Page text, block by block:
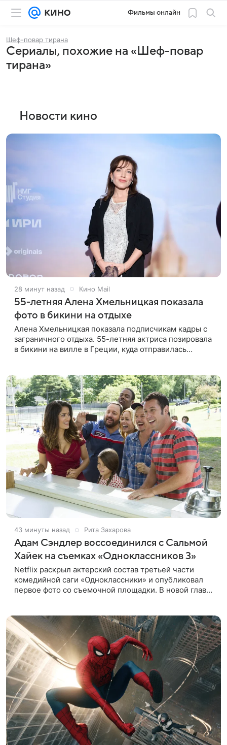
Фильмы онлайн
Шеф-повар тирана
Сериалы, похожие на «Шеф-повар
тирана»
Новости кино
28 минут назад Кино Mail
55-летняя Алена Хмельницкая показала
фото в бикини на отдыхе
Алена Хмельницкая показала подписчикам кадры с
заграничного отдыха. 55-летняя актриса позировала
в бикини на вилле в Греции, куда отправилась
43 минуты назад Рита Захарова
Адам Сэндлер воссоединился с Сальмой
Хайек на съемках «Одноклассников 3»
Netflix раскрыл актерский состав третьей части
комедийной саги «Одноклассники» и опубликовал
первое фото со съемочной площадки. В новой главе